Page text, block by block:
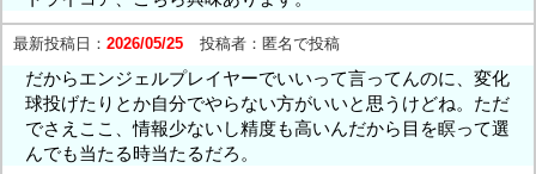
最新投稿日： 2026/05/25 投稿者： 匿名で投稿
だからエンジェルプレイヤーでいいって言ってんのに、変化
球投げたりとか自分でやらない方がいいと思うけどね。ただ
でさえここ、情報少ないし精度も高いんだから目を瞑って選
んでも当たる時当たるだろ。